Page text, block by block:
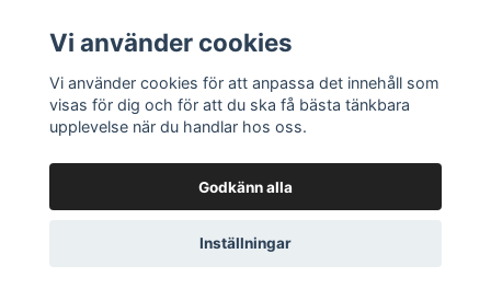
Läs merVi använder cookies
Vi använder cookies för att anpassa det innehåll som
visas för dig och för att du ska få bästa tänkbara
upplevelse när du handlar hos oss.
Godkänn alla
Inställningar